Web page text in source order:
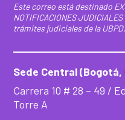
Este correo está destinado
NOTIFICACIONES JUDICIALES
trámites judiciales de la UBPD.
Sede Central (Bogotá,
Carrera 10 # 28 – 49 /
Torre A